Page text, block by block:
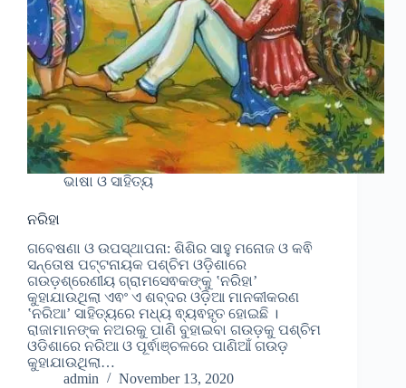
ଭାଷା ଓ ସାହିତ୍ୟ
ନରିହା
ଗବେଷଣା ଓ ଉପସ୍ଥାପନା: ଶିଶିର ସାହୁ ମନୋଜ ଓ କଵି
ସନ୍ତୋଷ ପଟ୍ଟନାୟକ ପଶ୍ଚିମ ଓଡ଼ିଶାରେ
ଗଉଡ଼ଶ୍ରେଣୀୟ ଗ୍ରାମସେଵକଙ୍କୁ ‛ନରିହା’
କୁହାଯାଉଥିଲା ଏଵଂ ଏ ଶବ୍ଦର ଓଡ଼ିଆ ମାନକୀକରଣ
‛ନରିଆ’ ସାହିତ୍ୟରେ ମଧ୍ୟ ଵ୍ୟଵହୃତ ହୋଇଛି ।
ରାଜାମାନଙ୍କ ନଅରକୁ ପାଣି ବୁହାଇବା ଗଉଡ଼କୁ ପଶ୍ଚିମ
ଓଡିଶାରେ ନରିଆ ଓ ପୂର୍ଵାଞ୍ଚଳରେ ପାଣିଆଁ ଗଉଡ଼
କୁହାଯାଉଥିଲା…
admin
November 13, 2020